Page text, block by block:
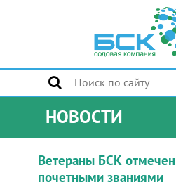
НОВОСТИ
Ветераны БСК
почетными званиями